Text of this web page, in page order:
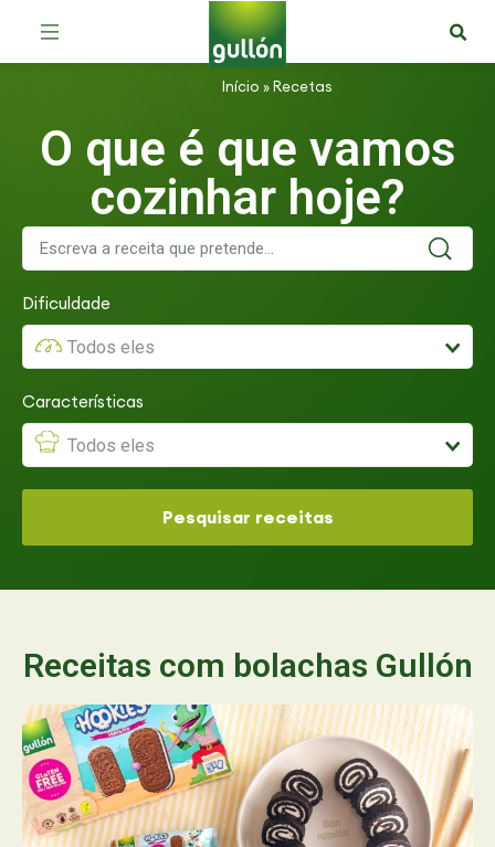
Início »Recetas
O que é que vamos
cozinhar hoje?
Dificuldade
Características
Pesquisar receitas
Receitas com bolachas Gullón